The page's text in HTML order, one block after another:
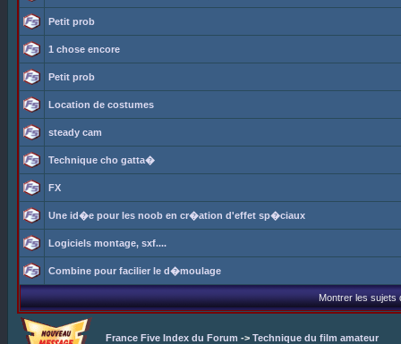
Petit prob
1 chose encore
Petit prob
Location de costumes
steady cam
Technique cho gatta�
FX
Une id�e pour les noob en cr�ation d'effet sp�ciaux
Logiciels montage, sxf....
Combine pour facilier le d�moulage
Montrer les sujets
France Five Index du Forum -> Technique du film amateur